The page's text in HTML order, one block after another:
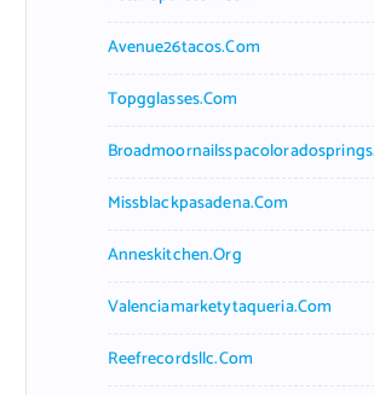
Avenue26tacos.com
Topgglasses.com
Missblackpasadena.com
Anneskitchen.org
Valenciamarketytaqueria.com
Reefrecordsllc.com